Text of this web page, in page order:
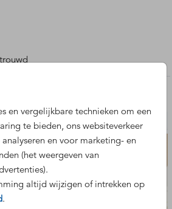
en vergelijkbare technieken om een
te bieden, ons websiteverkeer
en voor marketing- en
(het weergeven van
altijd wijzigen of intrekken op
.